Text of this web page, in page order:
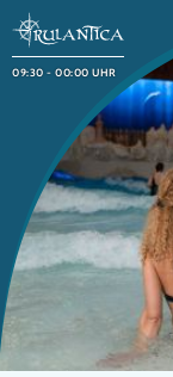
09:30 - 00:00 UHR